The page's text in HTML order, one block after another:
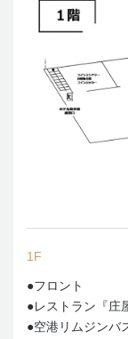
1F
●フロント
●レストラン『庄
●空港リムジン